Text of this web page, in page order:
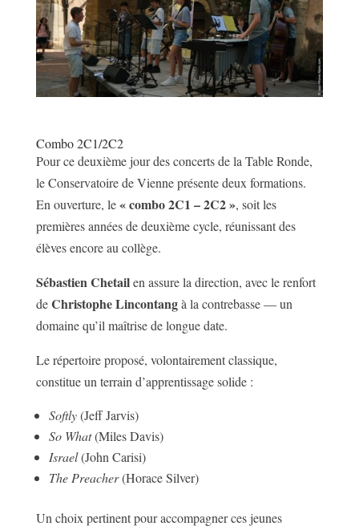
Combo 2C1/2C2
Pour ce deuxième jour des concerts de la Table Ronde,
le Conservatoire de Vienne présente deux formations.
En ouverture, le« combo 2C1 – 2C2 », soit les
premières années de deuxième cycle, réunissant des
élèves encore au collège.
Sébastien Chetailen assure la direction, avec le renfort
deChristophe Lincontangà la contrebasse — un
domaine qu’il maîtrise de longue date.
Le répertoire proposé, volontairement classique,
constitue un terrain d’apprentissage solide :
Softly(Jeff Jarvis)
So What(Miles Davis)
Israel(John Carisi)
The Preacher(Horace Silver)
Un choix pertinent pour accompagner ces jeunes